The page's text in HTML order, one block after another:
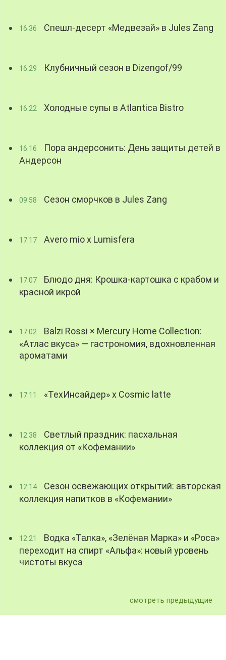
16:36 Спешл-десерт «Медвезай» в Jules Zang
16:29 Клубничный сезон в Dizengof/99
16:22 Холодные супы в Atlantica Bistro
16:16
Пора андерсонить: День защиты детей в
Андерсон
09:58 Сезон сморчков в Jules Zang
17:17 Avero mio x Lumisfera
17:07
Блюдо дня: Крошка-картошка с крабом и
красной икрой
17:02
Balzi Rossi × Mercury Home Collection:
«Атлас вкуса» — гастрономия, вдохновленная
ароматами
17:11 «ТехИнсайдер» х Cosmic latte
12:38
Светлый праздник: пасхальная
коллекция от «Кофемании»
12:14
Сезон освежающих открытий: авторская
коллекция напитков в «Кофемании»
12:21
Водка «Талка», «Зелёная Марка» и «Роса»
переходит на спирт «Альфа»: новый уровень
чистоты вкуса
смотреть предыдущие